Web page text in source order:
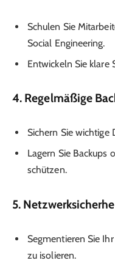
Schulen Sie
Social Engineering.
Entwickeln Sie klare
4. Regelmäßige
Sichern Sie
Lagern Sie Backups
schützen.
5.
Segmentieren Sie
zu isolieren.